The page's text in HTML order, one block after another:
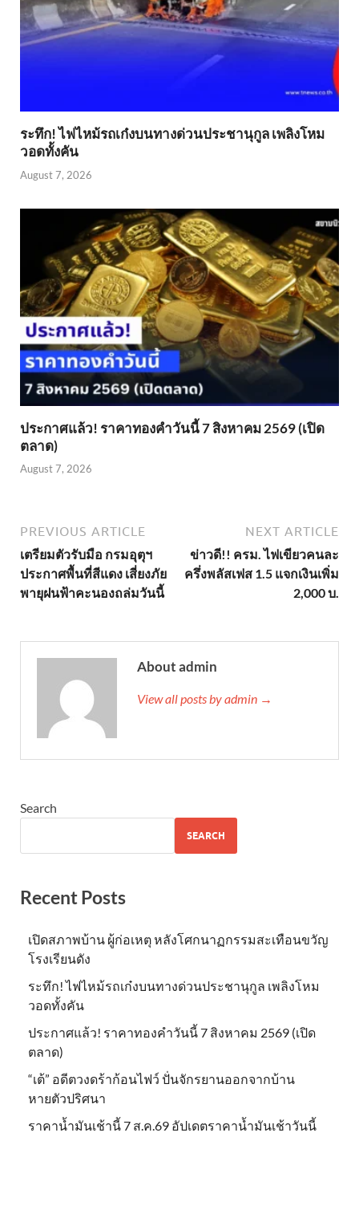
ระทึก! ไฟไหม้รถเก๋งบนทางด่วนประชานุกูล เพลิงโหม
วอดทั้งคัน
August 7, 2026
ประกาศแล้ว! ราคาทองคำวันนี้ 7 สิงหาคม 2569 (เปิด
ตลาด)
August 7, 2026
PREVIOUS ARTICLE
เตรียมตัวรับมือ กรมอุตุฯ
ประกาศพื้นที่สีแดง เสี่ยงภัย
พายุฝนฟ้าคะนองถล่มวันนี้
NEXT ARTICLE
ข่าวดี!! ครม. ไฟเขียวคนละ
ครึ่งพลัสเฟส 1.5 แจกเงินเพิ่ม
2,000 บ.
About admin
View all posts by admin →
Search
SEARCH
Recent Posts
เปิดสภาพบ้าน ผู้ก่อเหตุ หลังโศกนาฏกรรมสะเทือนขวัญ
โรงเรียนดัง
ระทึก! ไฟไหม้รถเก๋งบนทางด่วนประชานุกูล เพลิงโหม
วอดทั้งคัน
ประกาศแล้ว! ราคาทองคำวันนี้ 7 สิงหาคม 2569 (เปิด
ตลาด)
“เต้” อดีตวงดร้าก้อนไฟว์ ปั่นจักรยานออกจากบ้าน
หายตัวปริศนา
ราคาน้ำมันเช้านี้ 7 ส.ค.69 อัปเดตราคาน้ำมันเช้าวันนี้